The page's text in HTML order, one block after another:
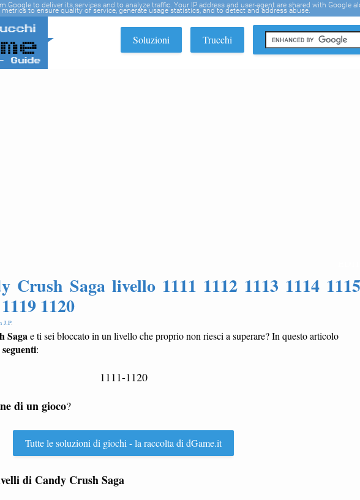
Soluzioni Trucchi
Crush Saga livello 1111 1112 1113 1114 1115
1120
J.P.
Sagae ti sei bloccato in un livello che proprio non riesci a superare? In questo articolo
:
1111-1120
di un gioco?
Tutte le soluzioni di giochi - la raccolta di dGame.it
di Candy Crush Saga
Google to deliver its services and to analyze traffic. Your IP address and user-agent are shared with Google
to ensure quality of service, generate usage statistics, and to detect and address abuse.